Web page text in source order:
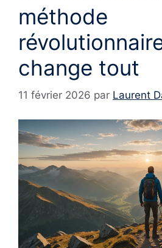
méthode
change tout
11 février 2026 par Laurent